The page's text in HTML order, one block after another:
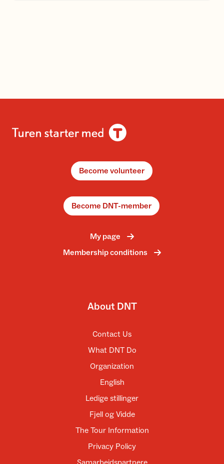
Become volunteer
Become DNT-member
My page
Membership conditions
About DNT
Contact Us
What DNT Do
Organization
English
Ledige stillinger
Fjell og Vidde
The Tour Information
Privacy Policy